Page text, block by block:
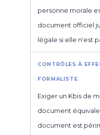
personne morale
document officiel
légale si elle n'est
Exiger un Kbis de
document
document est